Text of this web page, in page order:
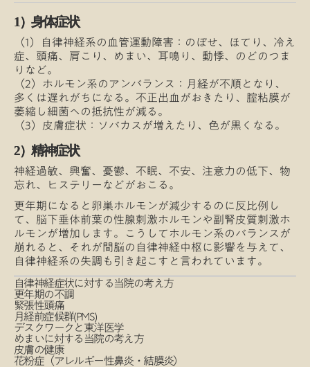
1）身体症状
（1）自律神経系の血管運動障害：のぼせ、ほてり、冷え
症、頭痛、肩こり、めまい、耳鳴り、動悸、のどのつま
りなど。
（2）ホルモン系のアンバランス：月経が不順となり、
多くは遅れがちになる。不正出血がおきたり、腟粘膜が
萎縮し細菌への抵抗性が減る。
（3）皮膚症状：ソバカスが増えたり、色が黒くなる。
2）精神症状
神経過敏、興奮、憂鬱、不眠、不安、注意力の低下、物
忘れ、ヒステリーなどがおこる。
更年期になると卵巣ホルモンが減少するのに反比例し
て、脳下垂体前葉の性腺刺激ホルモンや副腎皮質刺激ホ
ルモンが増加します。こうしてホルモン系のバランスが
崩れると、それが間脳の自律神経中枢に影響を与えて、
自律神経系の失調も引き起こすと言われています。
自律神経症状に対する当院の考え方
更年期の不調
緊張性頭痛
月経前症候群(PMS)
デスクワークと東洋医学
めまいに対する当院の考え方
皮膚の健康
花粉症（アレルギー性鼻炎・結膜炎）